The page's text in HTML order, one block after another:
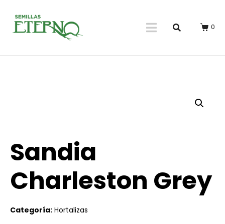
0
Sandia
Charleston Grey
Categoría: Hortalizas